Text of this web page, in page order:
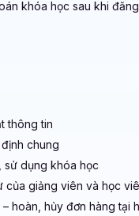
khóa học sau khi
thông tin
chung
sử dụng khóa học
của giảng viên và học
hoàn, hủy đơn hàng tại